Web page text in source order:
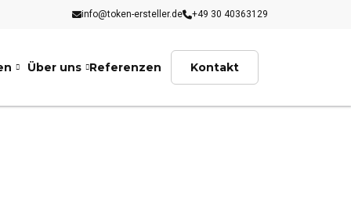
info@token-ersteller.de +49 30 40363129
Über uns Referenzen Kontakt